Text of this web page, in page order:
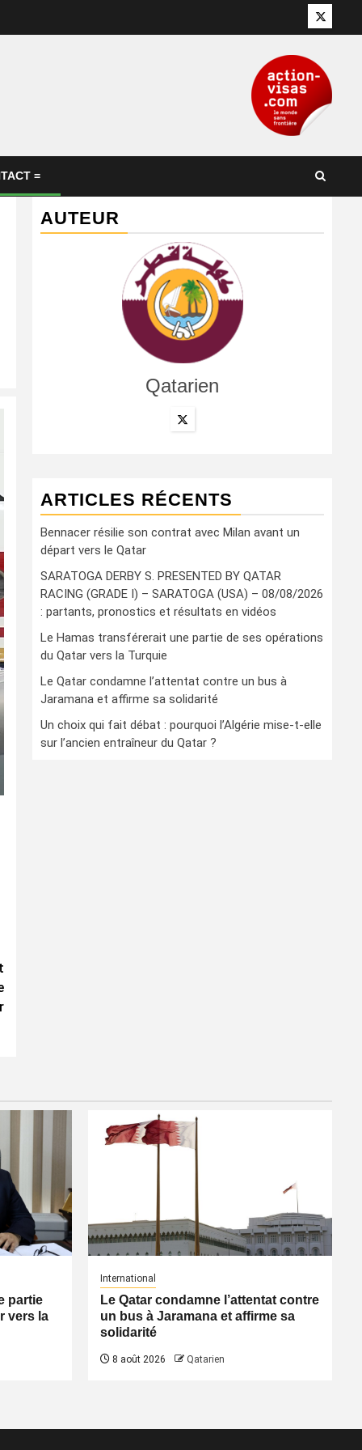
Twitter
=
AUTEUR
Qatarien
ARTICLES RÉCENTS
Bennacer résilie son contrat avec Milan avant un
départ vers le Qatar
SARATOGA DERBY S. PRESENTED BY QATAR
RACING (GRADE I) – SARATOGA (USA) – 08/08/2026
: partants, pronostics et résultats en vidéos
Le Hamas transférerait une partie de ses opérations
du Qatar vers la Turquie
Le Qatar condamne l’attentat contre un bus à
Jaramana et affirme sa solidarité
Un choix qui fait débat : pourquoi l’Algérie mise-t-elle
sur l’ancien entraîneur du Qatar ?
partie
vers la
International
Le Qatar condamne l’attentat contre
un bus à Jaramana et affirme sa
solidarité
8 août 2026 Qatarien